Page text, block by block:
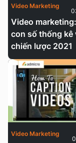
Video
con số thống kê
chiến lược 2021
Video Marketing
Video Marketing